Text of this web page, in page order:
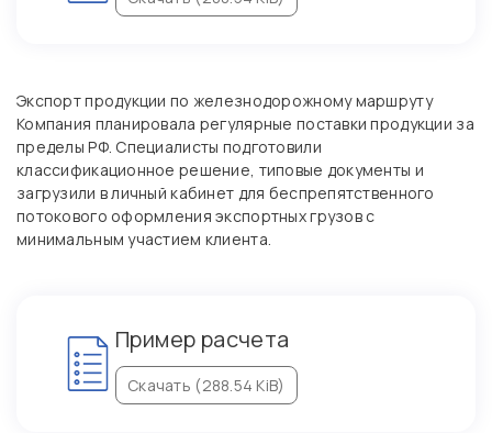
Экспорт продукции по железнодорожному маршруту
Компания планировала регулярные поставки продукции за
пределы РФ. Специалисты подготовили
классификационное решение, типовые документы и
загрузили в личный кабинет для беспрепятственного
потокового оформления экспортных грузов с
минимальным участием клиента.
Пример расчета
Скачать (288.54 KiB)